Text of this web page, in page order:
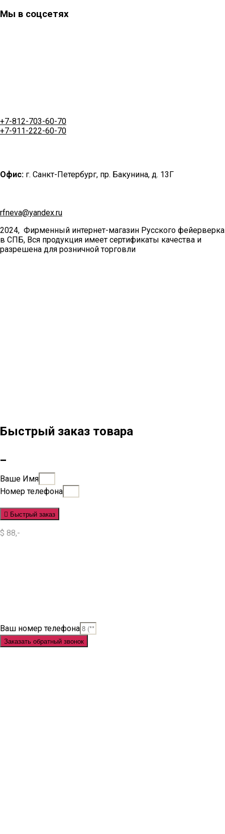
Мы в соцсетях
+7-812-703-60-70
+7-911-222-60-70
Офис: г. Санкт-Петербург, пр. Бакунина, д. 13Г
rfneva@yandex.ru
2024, Фирменный интернет-магазин Русского фейерверка
в СПБ, Вся продукция имеет сертификаты качества и
разрешена для розничной торговли
Быстрый заказ товара
Ваше Имя
Номер телефона
Быстрый заказ
$ 88,-
Ваш номер телефона
Заказать обратный звонок